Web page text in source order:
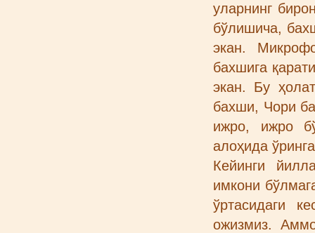
уларнинг
бўлишича,
экан.
бахшига
экан. Бу
бахши, Чори
ижро, ижро
алоҳида
Кейинги
имкони
ўртасидаги
ожизмиз.